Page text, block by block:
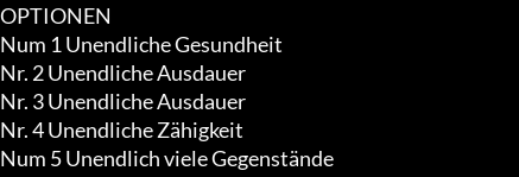
OPTIONEN
Num 1 Unendliche Gesundheit
Nr. 2 Unendliche Ausdauer
Nr. 3 Unendliche Ausdauer
Nr. 4 Unendliche Zähigkeit
Num 5 Unendlich viele Gegenstände